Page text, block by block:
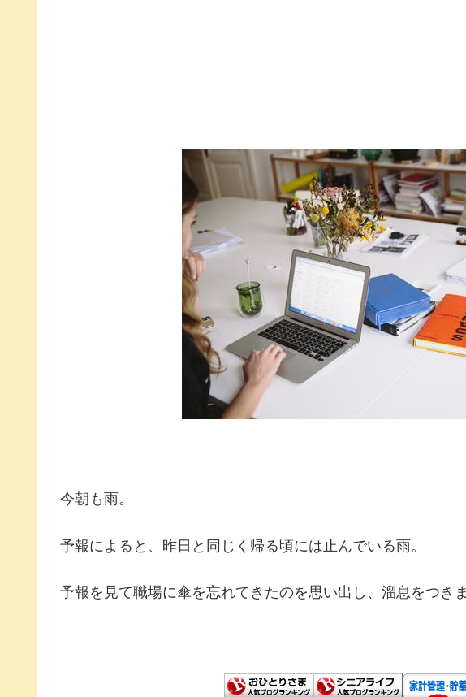
今朝も雨。
予報によると、昨日と同じく帰る頃には止んでいる雨。
予報を見て職場に傘を忘れてきたのを思い出し、溜息をつきま